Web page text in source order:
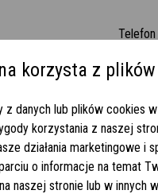
- Wolfsburg! 1550-1800
I
korzysta z
z danych lub plików cookies
korzystania z naszej
działania marketingowe i
o informacje na temat
naszej stronie lub w innych